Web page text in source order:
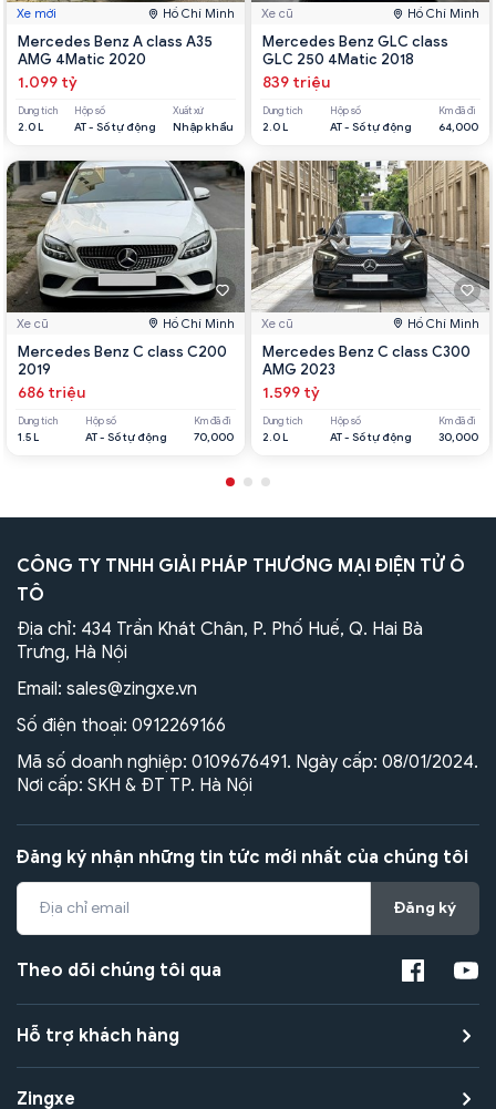
Xe mới Hồ Chí Minh
Mercedes Benz A class A35
AMG 4Matic 2020
1.099 tỷ
Dung tích
2.0 L
Hộp số
AT - Số tự động
Xuất xứ
Nhập khẩu
Xe cũ Hồ Chí Minh
Mercedes Benz C class C200
2019
686 triệu
Dung tích
1.5 L
Hộp số
AT - Số tự động
Km đã đi
70,000
Xe cũ Hồ Chí Minh
Mercedes Benz GLC class
GLC 250 4Matic 2018
839 triệu
Dung tích
2.0 L
Hộp số
AT - Số tự động
Km đã đi
64,000
Xe cũ Hồ Chí Minh
Mercedes Benz C class C300
AMG 2023
1.599 tỷ
Dung tích
2.0 L
Hộp số
AT - Số tự động
Km đã đi
30,000
CÔNG TY TNHH GIẢI PHÁP THƯƠNG MẠI ĐIỆN TỬ Ô
TÔ
Địa chỉ: 434 Trần Khát Chân, P. Phố Huế, Q. Hai Bà
Trưng, Hà Nội
Email: sales@zingxe.vn
Số điện thoại: 0912269166
Mã số doanh nghiệp: 0109676491. Ngày cấp: 08/01/2024.
Nơi cấp: SKH & ĐT TP. Hà Nội
Đăng ký nhận những tin tức mới nhất của chúng tôi
Đăng ký
Theo dõi chúng tôi qua
Hỗ trợ khách hàng
Zingxe